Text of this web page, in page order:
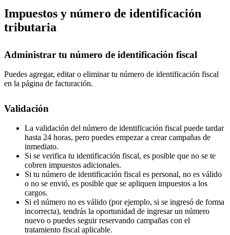
Impuestos y número de identificación
tributaria
Administrar tu número de identificación fiscal
Puedes agregar, editar o eliminar tu número de identificación fiscal
en la página de facturación.
Validación
La validación del número de identificación fiscal puede tardar
hasta 24 horas, pero puedes empezar a crear campañas de
inmediato.
Si se verifica tu identificación fiscal, es posible que no se te
cobren impuestos adicionales.
Si tu número de identificación fiscal es personal, no es válido
o no se envió, es posible que se apliquen impuestos a los
cargos.
Si el número no es válido (por ejemplo, si se ingresó de forma
incorrecta), tendrás la oportunidad de ingresar un número
nuevo o puedes seguir reservando campañas con el
tratamiento fiscal aplicable.